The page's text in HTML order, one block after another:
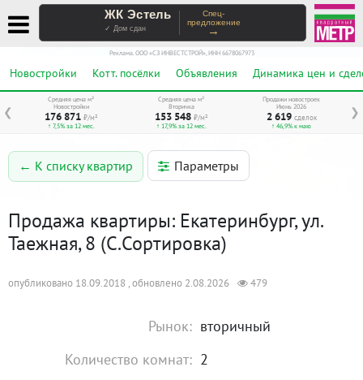
ЖК Эстель
✓ Дом сдан
Спец-
предложение
→
Реклама. ООО «СЗ ИНВЕСТСТРОЙ», ИНН 6678067973
Новостройки Котт. посёлки Объявления Динамика цен и
❮ ❯
Средняя цена м²
Новостройки
176 871 ₽/м²
↑ 7,5% за 12 мес.
Средняя цена м²
Вторичка
153 548 ₽/м²
↑ 17,9% за 12 мес.
Продажи новостроек
Июнь 2026
2 619 сделок
↑ 46,9% к маю
← К списку квартир Параметры
Продажа квартиры: Екатеринбург, ул.
Таежная, 8 (С.Сортировка)
опубликовано 18.09.2018 , обновлено 2.08.2026 479
Рынок: вторичный
Количество комнат: 2